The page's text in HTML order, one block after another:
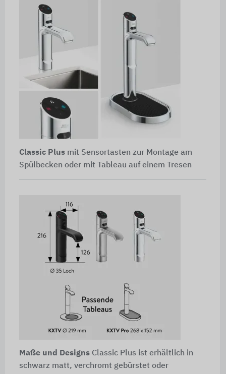
Classic Plusmit Sensortasten zur Montage am
Spülbecken oder mit Tableau auf einem Tresen
Maße und DesignsClassic Plus ist erhältlich in
schwarz matt, verchromt gebürstet oder